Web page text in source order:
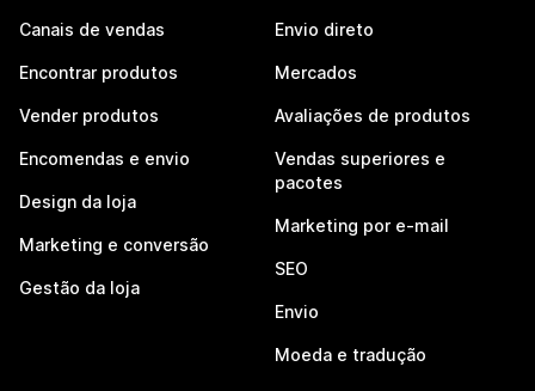
Canais de vendas
Encontrar produtos
Vender produtos
Encomendas e envio
Design da loja
Marketing e conversão
Gestão da loja
Envio direto
Mercados
Avaliações de produtos
Vendas superiores e
pacotes
Marketing por e-mail
SEO
Envio
Moeda e tradução